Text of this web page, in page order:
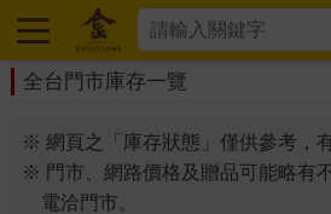
全台門市庫存一覽
※ 網頁之「庫存狀態」僅供參考，
※ 門市、網路價格及贈品可能略有
電洽門市。